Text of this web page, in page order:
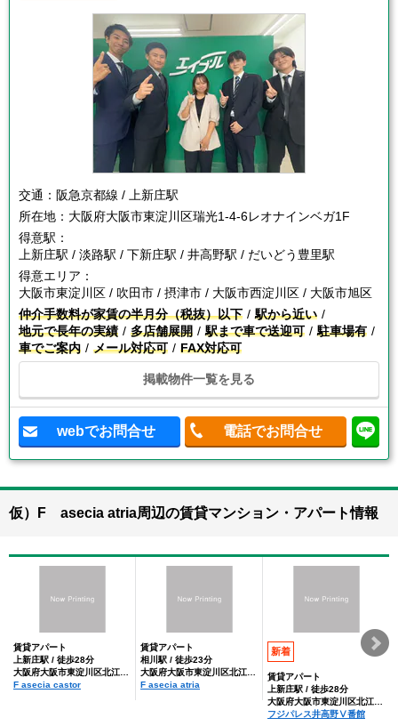
交通： 阪急京都線 / 上新庄駅
所在地： 大阪府大阪市東淀川区瑞光1-4-6レオナインベガ1F
得意駅：
上新庄駅 / 淡路駅 / 下新庄駅 / 井高野駅 / だいどう豊里駅
得意エリア：
大阪市東淀川区 / 吹田市 / 摂津市 / 大阪市西淀川区 / 大阪市旭区
仲介手数料が家賃の半月分（税抜）以下
駅から近い
地元で長年の実績
多店舗展開 駅まで車で送迎可
駐車場有
車でご案内
メール対応可 FAX対応可
掲載物件一覧を見る
webでお問合せ 電話でお問合せ
仮）F asecia atria周辺の賃貸マンション・アパート情報
賃貸アパート
上新庄駅 / 徒歩28分
大阪府大阪市東淀川区北江口４丁目
F asecia castor
賃貸アパート
相川駅 / 徒歩23分
大阪府大阪市東淀川区北江口４丁目
F asecia atria
新着
賃貸アパート
上新庄駅 / 徒歩28分
大阪府大阪市東淀川区北江口４丁目
フジパレス井高野Ⅴ番館